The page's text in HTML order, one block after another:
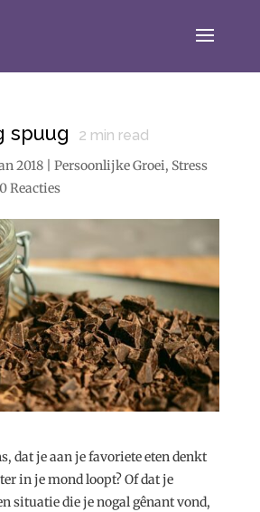
spuug 2 min read
2018| Persoonlijke Groei, Stress
0 Reacties
dat je aan je favoriete eten denkt
in je mond loopt? Of dat je
situatie die je nogal gênant vond,